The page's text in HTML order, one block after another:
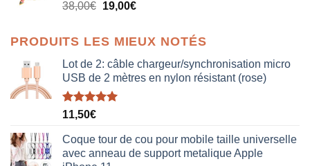
38,00€.19,00€.
38,00€ Le
était :
38,00€.
19,00€Le
est :
19,00€.
PRODUITS LES MIEUX NOTÉS
Lot de 2: câble chargeur/synchronisation micro
USB de 2 mètres en nylon résistant (rose)
Note5.00
11,50€
Coque tour de cou pour mobile taille universelle
avec anneau de support metalique Apple